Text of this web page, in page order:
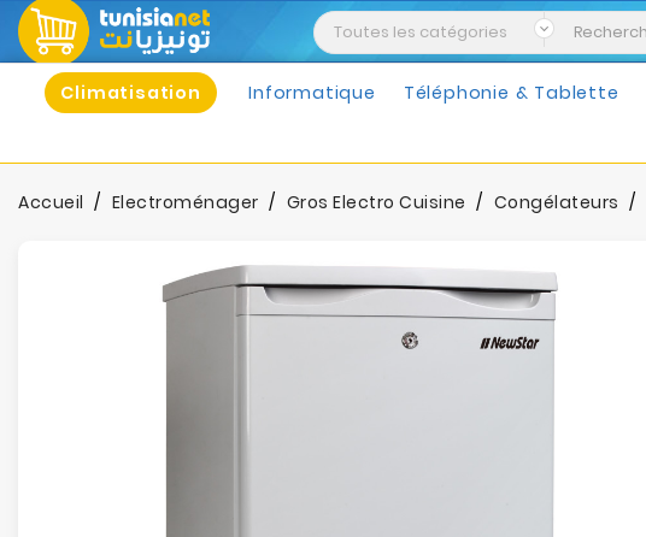
Climatisation Informatique Téléphonie & Tablette
Accueil Electroménager Gros Electro Cuisine Congélateurs